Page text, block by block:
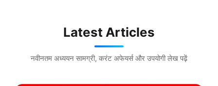
Latest Articles
नवीनतम अध्ययन सामग्री, करंट अफेयर्स और उपयोगी लेख पढ़ें